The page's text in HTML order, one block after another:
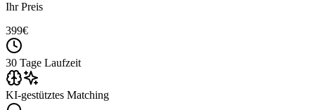
Ihr Preis
399€
30 Tage Laufzeit
KI-gestütztes Matching